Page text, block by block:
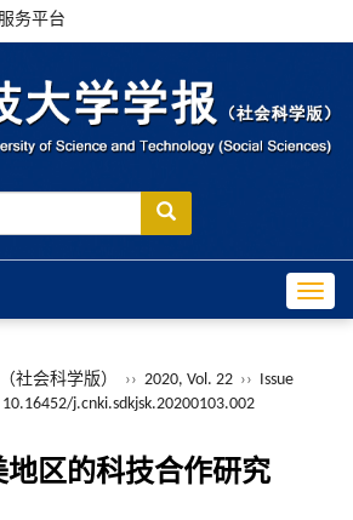
务平台
社会科学版） ›› 2020, Vol. 22 ›› Issue
10.16452/j.cnki.sdkjsk.20200103.002
地区的科技合作研究